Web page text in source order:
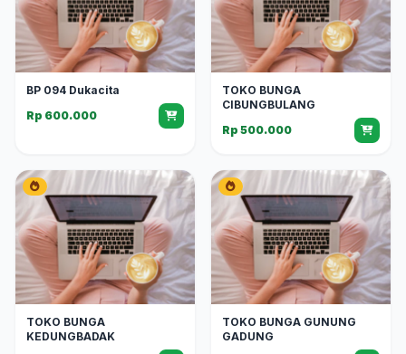
BP 094 Dukacita
Rp 600.000
TOKO BUNGA
CIBUNGBULANG
Rp 500.000
TOKO BUNGA
KEDUNGBADAK
TOKO BUNGA GUNUNG
GADUNG